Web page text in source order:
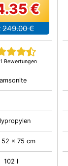
Bewertungen
€
249.00 €
52 x 75 cm
102 l